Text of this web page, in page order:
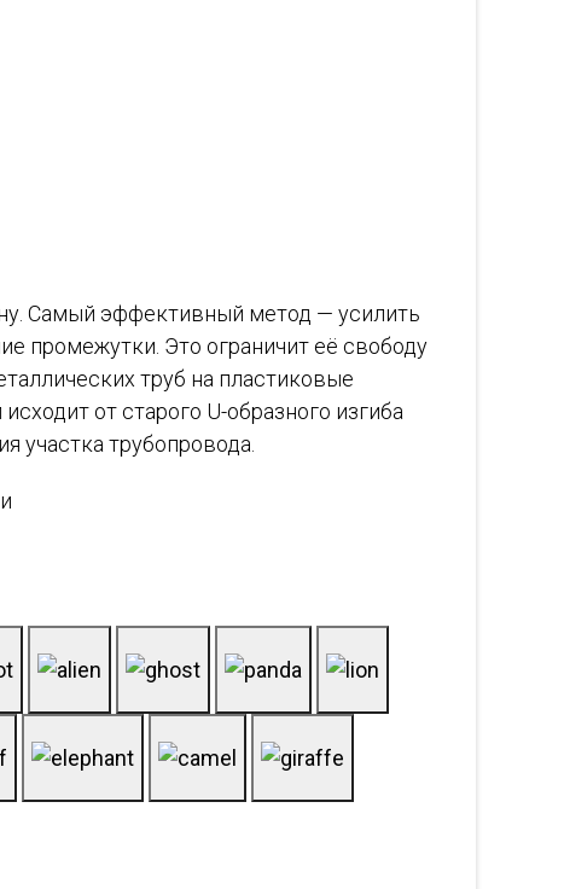
Самый эффективный метод — усилить
промежутки. Это ограничит её свободу
труб на пластиковые
от старого U-образного изгиба
участка трубопровода.